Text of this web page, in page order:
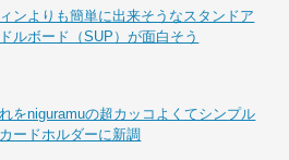
ンよりも簡単に出来そうなスタンドア
ルボード（SUP）が面白そう
をniguramuの超カッコよくてシンプル
ードホルダーに新調